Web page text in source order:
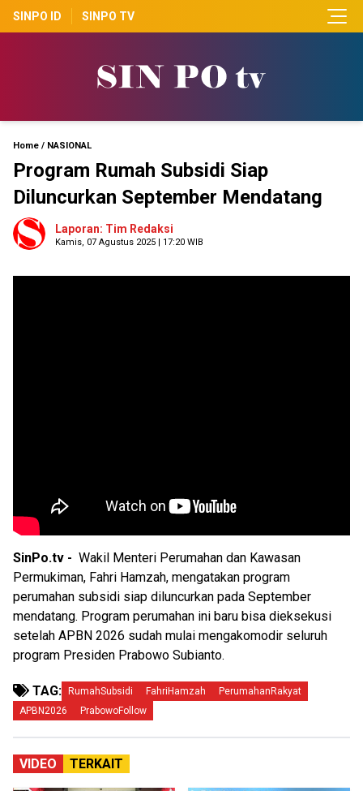
SINPO ID SINPO TV
Home / NASIONAL
Program Rumah Subsidi Siap
Diluncurkan September Mendatang
Laporan: Tim Redaksi
Kamis, 07 Agustus 2025 | 17:20 WIB
SinPo.tv - Wakil Menteri Perumahan dan Kawasan
Permukiman, Fahri Hamzah, mengatakan program
perumahan subsidi siap diluncurkan pada September
mendatang. Program perumahan ini baru bisa dieksekusi
setelah APBN 2026 sudah mulai mengakomodir seluruh
program Presiden Prabowo Subianto.
TAG: RumahSubsidi FahriHamzah
PerumahanRakyat
APBN2026
PrabowoFollow
VIDEO TERKAIT